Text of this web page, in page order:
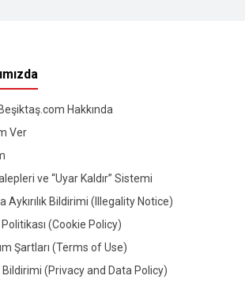
Hakkında
Ver
ve “Uyar Kaldır” Sistemi
Aykırılık Bildirimi (Illegality Notice)
(Cookie Policy)
Şartları (Terms of Use)
Bildirimi (Privacy and Data Policy)